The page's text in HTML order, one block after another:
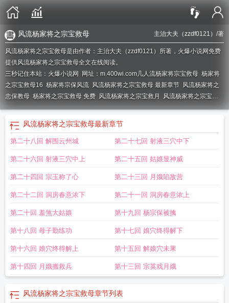
主治大夫（zzdf0121） /著
风流杨家将之宗宝救母
风流杨家将之宗宝救母是由作者：主治大夫（zzdf0121）所著，火爆小说网免费
提供风流杨家将之宗宝救母全文在线阅读。
三秒记住本站：火爆小说网 网址：m.400wi.com几人流杨家将宗宝救母 杨家将
之宗宝救母16 杨家将宗保风流 风流杨家将之宗宝救母 最新章节 风流杨家将之
忠保教母 杨家将之宗宝救母 免费 风流杨家将之宗宝救月 风流杨家将之宗宝救
母第十回风流杨家将之宗宝救母亲风流杨家将之宗宝救母全文风流杨家将之宗
宝救母在线主治大夫
风流杨家将之宗宝救母第一张
主治大夫
之宗宝首页开篇杨家将之宗宝救母在线阅读杨家将之宗宝救母第一版主
13风流杨家将之宗宝救母TxT 风流杨家将之宗宝救母飞言风流杨家将之宗宝救
母作者主治大夫百度风流杨家将之宗宝救母健盘txt杨家将外传之宗宝救母
治大夫(zzdf0121)风流杨家将之宗宝救母完最新章节风流杨家将之宗保主治大
夫在线风流杨家将之宗宝 第十二回 杨家将之宗宝救母12 风流杨家将之宗宝救
流杨家将之宗宝救母h文
风流杨家将之宗宝救母 - 小黄书风流杨家将之宗宝救母
大夫 风流杨家将之宗宝救母勤练功 风流杨家将之宗宝救母精彩大结局_
之宗宝救口一 风流杨家将之宗宝救母未删减风流杨家将之宗宝救母TXT
家将之宗宝救母第二十回风流杨家将之宗宝救母全集风流杨家将之宗宝救母免
将宗宝被虫咬 杨家将之宗宝txt杨家将杨宗保
风流杨家将之宗宝救母最新章节
第二十八回 解围云州城 第二十七回 射液三穴中下
第二十六回 射液三穴中上 第二十五回 姑娘显神威
第二十四回 宗玉称了心 第二十三回 月娥陷敌营
第二十二回 洞房春意浓下 第二十一回 洞房春意浓上
第二十回 羞煞大姑娘 第十九回 杨宗保被擒
第十八回 母子勤练功 第十七回 娘穴终得解下
第十六回 娘穴终得解上 第十五回 解娘穴未果
第十四回 月娥搬救兵 第十三回 宗英戏月娥
风流杨家将之宗宝救母章节列表